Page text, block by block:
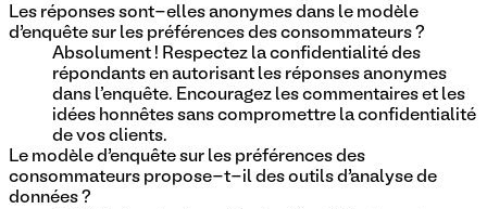
Les réponses sont-elles anonymes dans le modèle
d’enquête sur les préférences des consommateurs ?
Absolument ! Respectez la confidentialité des
répondants en autorisant les réponses anonymes
dans l'enquête. Encouragez les commentaires et les
idées honnêtes sans compromettre la confidentialité
de vos clients.
Le modèle d’enquête sur les préférences des
consommateurs propose-t-il des outils d’analyse de
données ?